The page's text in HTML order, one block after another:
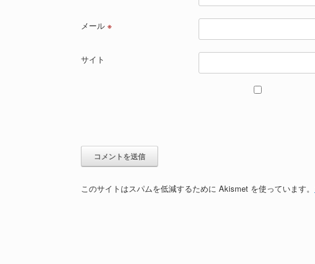
メール ※
サイト
このサイトはスパムを低減するために Akismet を使っています。